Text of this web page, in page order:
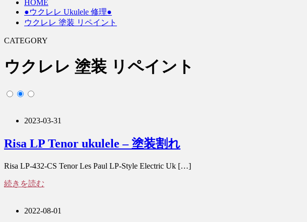
HOME
●ウクレレ Ukulele 修理●
ウクレレ 塗装 リペイント
CATEGORY
ウクレレ 塗装 リペイント
2023-03-31
Risa LP Tenor ukulele – 塗装割れ
Risa LP-432-CS Tenor Les Paul LP-Style Electric Uk […]
続きを読む
2022-08-01